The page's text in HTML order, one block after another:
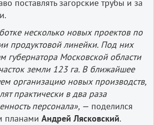
поставлять загорские трубы и за
несколько новых проектов по
продуктовой линейки. Под них
губернатора Московской области
земли 123 га. В ближайшее
организацию новых производств,
практически в два раза
персонала», — поделился
планами Андрей Лясковский.